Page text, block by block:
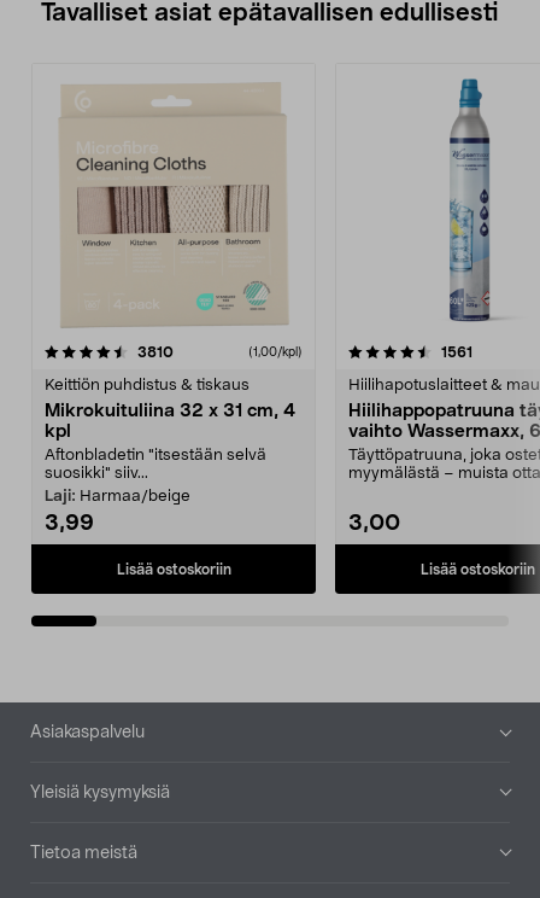
Tavalliset asiat epätavallisen edullisesti
3810arvostelut (1,00/kpl)
Keittiön puhdistus & tiskaus
Mikrokuituliina 32 x 31 cm, 4
kpl
Aftonbladetin "itsestään selvä
suosikki" siiv...
Laji: Harmaa/beige
3,99
Lisää ostoskoriin
4.5viidestä
1561
Hiilihapotuslaitteet &
Hiilihappopatruuna
vaihto Wassermaxx,
Täyttöpatruuna, joka
myymälästä – muista
3,00
Lisää ostoskoriin
4.5viidestä
Alatunniste
Asiakaspalvelu
Yleisiä kysymyksiä
Tietoa meistä